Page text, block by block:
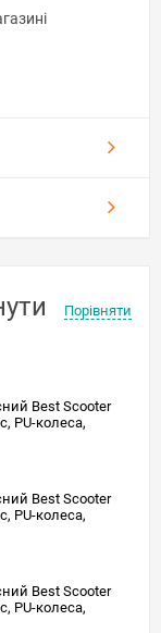
Порівняти
Best Scooter
PU-колеса,
Best Scooter
PU-колеса,
Best Scooter
PU-колеса,